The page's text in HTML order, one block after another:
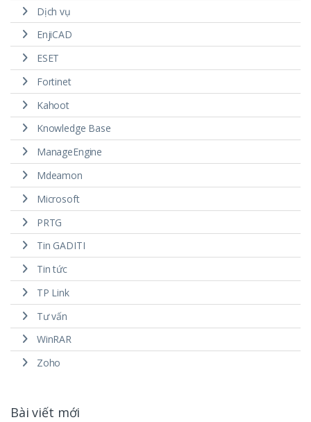
Dịch vụ
EnjiCAD
ESET
Fortinet
Kahoot
Knowledge Base
ManageEngine
Mdeamon
Microsoft
PRTG
Tin GADITI
Tin tức
TP Link
Tư vấn
WinRAR
Zoho
Bài viết mới